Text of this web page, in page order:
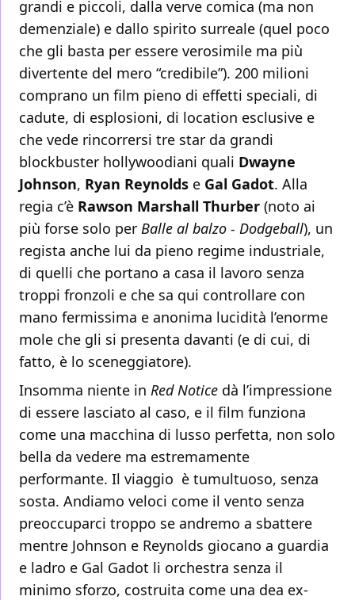
grandi e piccoli, dalla verve comica (ma non
demenziale) e dallo spirito surreale (quel poco
che gli basta per essere verosimile ma più
divertente del mero “credibile”). 200 milioni
comprano un film pieno di effetti speciali, di
cadute, di esplosioni, di location esclusive e
che vede rincorrersi tre star da grandi
blockbuster hollywoodiani quali Dwayne
Johnson, Ryan Reynolds e Gal Gadot. Alla
regia c’è Rawson Marshall Thurber (noto ai
più forse solo per Balle al balzo - Dodgeball), un
regista anche lui da pieno regime industriale,
di quelli che portano a casa il lavoro senza
troppi fronzoli e che sa qui controllare con
mano fermissima e anonima lucidità l’enorme
mole che gli si presenta davanti (e di cui, di
fatto, è lo sceneggiatore).
Insomma niente in Red Notice dà l’impressione
di essere lasciato al caso, e il film funziona
come una macchina di lusso perfetta, non solo
bella da vedere ma estremamente
performante. Il viaggio è tumultuoso, senza
sosta. Andiamo veloci come il vento senza
preoccuparci troppo se andremo a sbattere
mentre Johnson e Reynolds giocano a guardia
e ladro e Gal Gadot li orchestra senza il
minimo sforzo, costruita come una dea ex-